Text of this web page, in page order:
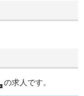
の求人です。